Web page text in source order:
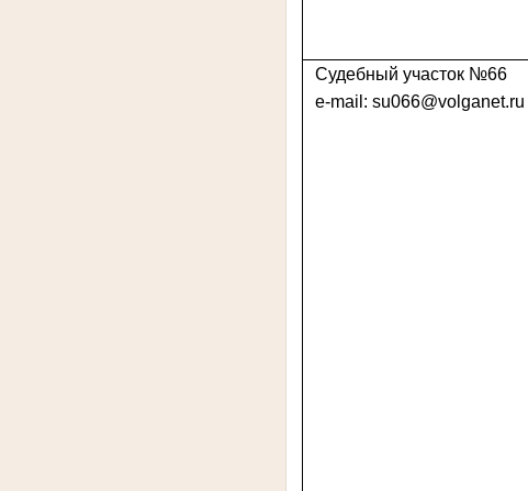
Судебный участок №66
e-mail: su066@volganet.ru